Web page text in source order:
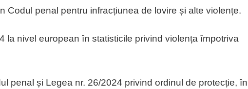
Codul penal pentru infracțiunea de lovire și alte violențe.
la nivel european în statisticile privind violența împotriva
penal și Legea nr. 26/2024 privind ordinul de protecție, în